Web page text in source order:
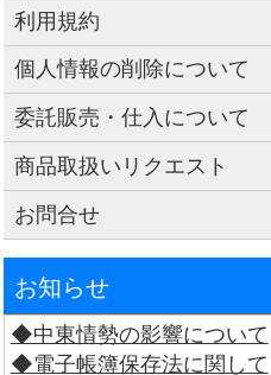
利用規約
個人情報の削除について
委託販売・仕入について
商品取扱いリクエスト
お問合せ
お知らせ
◆中東情勢の影響について
◆電子帳簿保存法に関して